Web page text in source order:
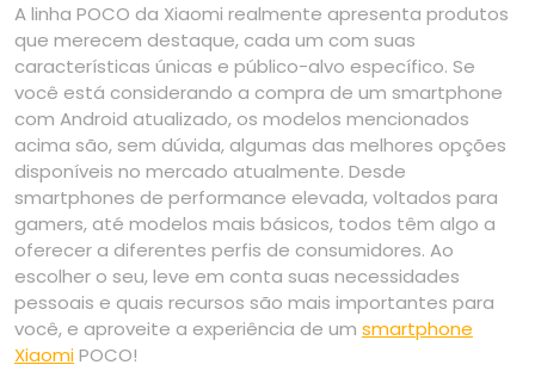
A linha POCO da Xiaomi realmente apresenta produtos
que merecem destaque, cada um com suas
características únicas e público-alvo específico. Se
você está considerando a compra de um smartphone
com Android atualizado, os modelos mencionados
acima são, sem dúvida, algumas das melhores opções
disponíveis no mercado atualmente. Desde
smartphones de performance elevada, voltados para
gamers, até modelos mais básicos, todos têm algo a
oferecer a diferentes perfis de consumidores. Ao
escolher o seu, leve em conta suas necessidades
pessoais e quais recursos são mais importantes para
você, e aproveite a experiência de um smartphone
XiaomiPOCO!